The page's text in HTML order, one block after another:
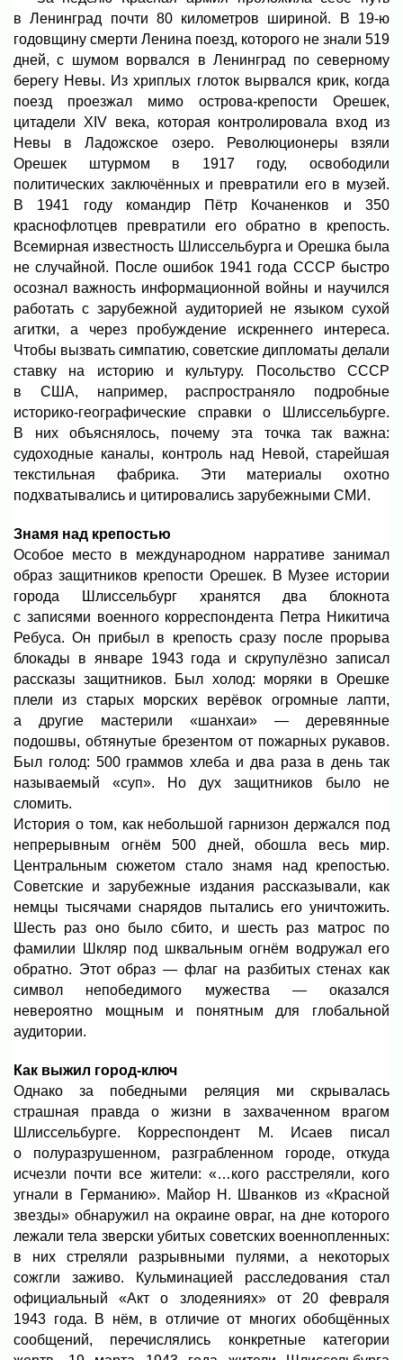
в Ленинград почти 80 километров шириной. В 19-ю
годовщину смерти Ленина поезд, которого не знали 519
дней, с шумом ворвался в Ленинград по северному
берегу Невы. Из хриплых глоток вырвался крик, когда
поезд проезжал мимо острова-крепости Орешек,
цитадели XIV века, которая контролировала вход из
Невы в Ладожское озеро. Революционеры взяли
Орешек штурмом в 1917 году, освободили
политических заключённых и превратили его в музей.
В 1941 году командир Пётр Кочаненков и 350
краснофлотцев превратили его обратно в крепость.
Всемирная известность Шлиссельбурга и Орешка была
не случайной. После ошибок 1941 года СССР быстро
осознал важность информационной войны и научился
работать с зарубежной аудиторией не языком сухой
агитки, а через пробуждение искреннего интереса.
Чтобы вызвать симпатию, советские дипломаты делали
ставку на историю и культуру. Посольство СССР
в США, например, распространяло подробные
историко-географические справки о Шлиссельбурге.
В них объяснялось, почему эта точка так важна:
судоходные каналы, контроль над Невой, старейшая
текстильная фабрика. Эти материалы охотно
подхватывались и цитировались зарубежными СМИ.
Знамя над крепостью
Особое место в международном нарративе занимал
образ защитников крепости Орешек. В Музее истории
города Шлиссельбург хранятся два блокнота
с записями военного корреспондента Петра Никитича
Ребуса. Он прибыл в крепость сразу после прорыва
блокады в январе 1943 года и скрупулёзно записал
рассказы защитников. Был холод: моряки в Орешке
плели из старых морских верёвок огромные лапти,
а другие мастерили «шанхаи» — деревянные
подошвы, обтянутые брезентом от пожарных рукавов.
Был голод: 500 граммов хлеба и два раза в день так
называемый «суп». Но дух защитников было не
сломить.
История о том, как небольшой гарнизон держался под
непрерывным огнём 500 дней, обошла весь мир.
Центральным сюжетом стало знамя над крепостью.
Советские и зарубежные издания рассказывали, как
немцы тысячами снарядов пытались его уничтожить.
Шесть раз оно было сбито, и шесть раз матрос по
фамилии Шкляр под шквальным огнём водружал его
обратно. Этот образ — флаг на разбитых стенах как
символ непобедимого мужества — оказался
невероятно мощным и понятным для глобальной
аудитории.
Как выжил город-ключ
Однако за победными реляция ми скрывалась
страшная правда о жизни в захваченном врагом
Шлиссельбурге. Корреспондент М. Исаев писал
о полуразрушенном, разграбленном городе, откуда
исчезли почти все жители: «…кого расстреляли, кого
угнали в Германию». Майор Н. Шванков из «Красной
звезды» обнаружил на окраине овраг, на дне которого
лежали тела зверски убитых советских военнопленных:
в них стреляли разрывными пулями, а некоторых
сожгли заживо. Кульминацией расследования стал
официальный «Акт о злодеяниях» от 20 февраля
1943 года. В нём, в отличие от многих обобщённых
сообщений, перечислялись конкретные категории